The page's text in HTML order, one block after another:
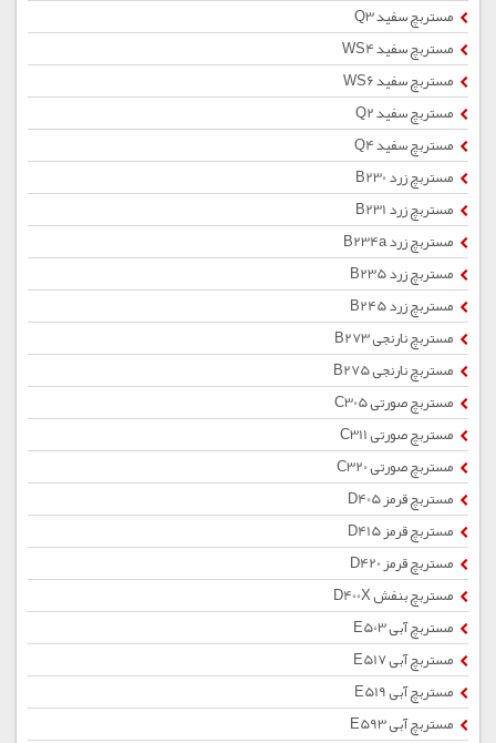
مستربچ سفید Q3
مستربچ سفید WS4
مستربچ سفید WS6
مستربچ سفید Q2
مستربچ سفید Q4
مستربچ زرد B230
مستربچ زرد B231
مستربچ زرد B234a
مستربچ زرد B235
مستربچ زرد B245
مستربچ نارنجی B273
مستربچ نارنجی B275
مستربچ صورتی C305
مستربچ صورتی C311
مستربچ صورتی C320
مستربچ قرمز D405
مستربچ قرمز D415
مستربچ قرمز D420
مستربچ بنفش D400X
مستربچ آبی E503
مستربچ آبی E517
مستربچ آبی E519
مستربچ آبی E593